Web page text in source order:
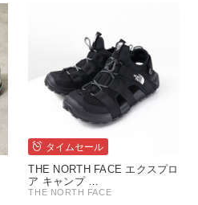
タイムセール
THE NORTH FACE エクスプロ
ア キャンプ …
THE NORTH FACE